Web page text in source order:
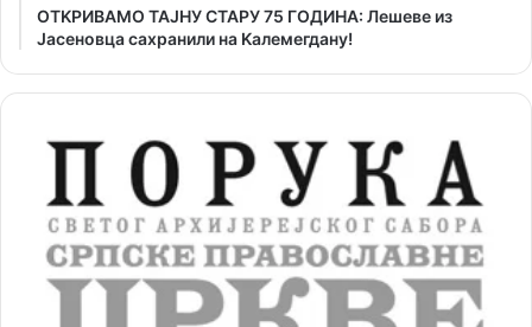
ОТKРИВАМО ТАЈНУ СТАРУ 75 ГОДИНА: Лешеве из
Јасеновца сахранили на Kалемегдану!